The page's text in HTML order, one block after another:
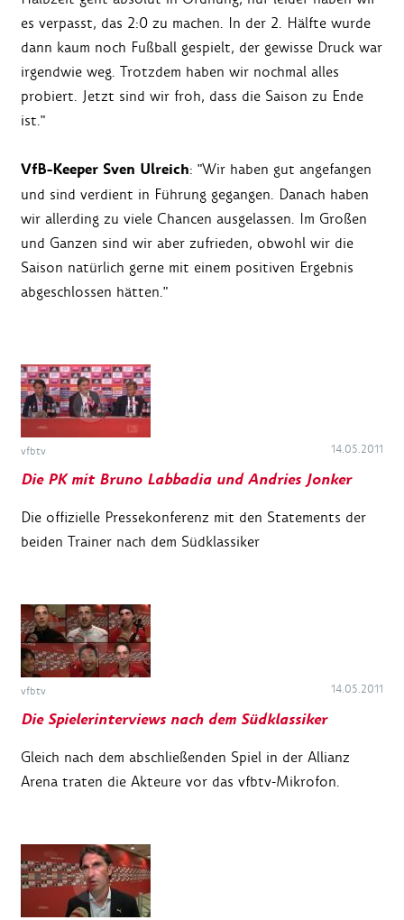
es verpasst, das 2:0 zu machen. In der 2. Hälfte wurde
dann kaum noch Fußball gespielt, der gewisse Druck war
irgendwie weg. Trotzdem haben wir nochmal alles
probiert. Jetzt sind wir froh, dass die Saison zu Ende
ist."
VfB-Keeper Sven Ulreich: "Wir haben gut angefangen
und sind verdient in Führung gegangen. Danach haben
wir allerding zu viele Chancen ausgelassen. Im Großen
und Ganzen sind wir aber zufrieden, obwohl wir die
Saison natürlich gerne mit einem positiven Ergebnis
abgeschlossen hätten."
vfbtv 14.05.2011
Die PK mit Bruno Labbadia und Andries Jonker
Die offizielle Pressekonferenz mit den Statements der
beiden Trainer nach dem Südklassiker
vfbtv 14.05.2011
Die Spielerinterviews nach dem Südklassiker
Gleich nach dem abschließenden Spiel in der Allianz
Arena traten die Akteure vor das vfbtv-Mikrofon.